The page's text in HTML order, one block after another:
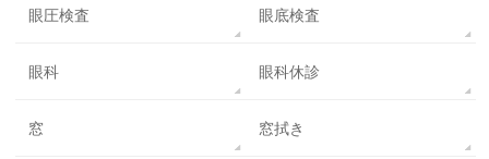
眼圧検査 眼底検査
眼科 眼科休診
窓 窓拭き